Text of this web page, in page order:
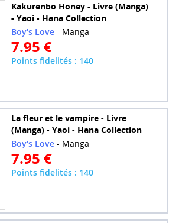
Kakurenbo Honey - Livre (Manga)
- Yaoi - Hana Collection
Boy's Love - Manga
7.95 €
Points fidelités : 140
La fleur et le vampire - Livre
(Manga) - Yaoi - Hana Collection
Boy's Love - Manga
7.95 €
Points fidelités : 140